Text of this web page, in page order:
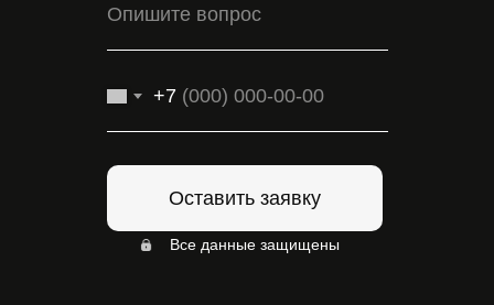
+7
Оставить заявку
Все данные защищены